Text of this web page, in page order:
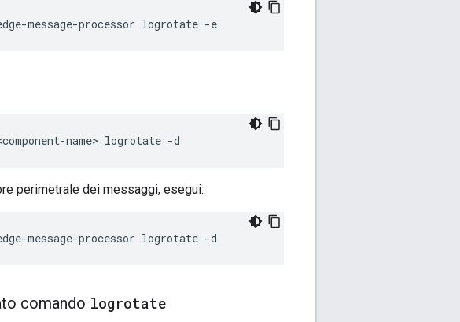
message-processor logrotate -e
name> logrotate -d
perimetrale dei messaggi, esegui:
message-processor logrotate -d
comando logrotate